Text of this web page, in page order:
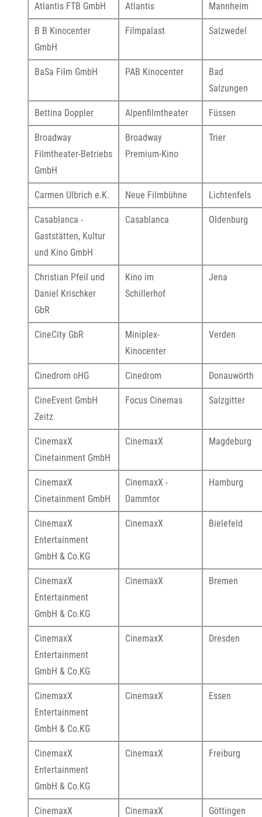
Atlantis FTB GmbH Atlantis Mannheim
B B Kinocenter
GmbH
Filmpalast Salzwedel
BaSa Film GmbH PAB Kinocenter
Bad
Salzungen
Bettina Doppler Alpenfilmtheater Füssen
Broadway
Filmtheater-Betriebs
GmbH
Broadway
Premium-Kino
Trier
Carmen Ulbrich e.K. Neue Filmbühne Lichtenfels
Casablanca -
Gaststätten, Kultur
und Kino GmbH
Casablanca Oldenburg
Christian Pfeil und
Daniel Krischker
GbR
Kino im
Schillerhof
Jena
CineCity GbR
Miniplex-
Kinocenter
Verden
Cinedrom oHG Cinedrom Donauwörth
CineEvent GmbH
Zeitz
Focus Cinemas Salzgitter
CinemaxX
Cinetainment GmbH
CinemaxX Magdeburg
CinemaxX
Cinetainment GmbH
CinemaxX -
Dammtor
Hamburg
CinemaxX
Entertainment
GmbH & Co.KG
CinemaxX Bielefeld
CinemaxX
Entertainment
GmbH & Co.KG
CinemaxX Bremen
CinemaxX
Entertainment
GmbH & Co.KG
CinemaxX Dresden
CinemaxX
Entertainment
GmbH & Co.KG
CinemaxX Essen
CinemaxX
Entertainment
GmbH & Co.KG
CinemaxX Freiburg
CinemaxX
CinemaxX Göttingen